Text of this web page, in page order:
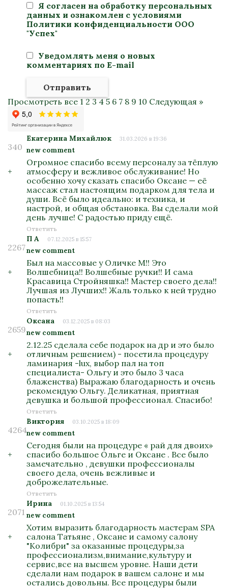
Я согласен на обработку персональных
данных и ознакомлен с условиями
Политики конфиденциальности ООО
"Успех"
Уведомлять меня о новых
комментариях по E-mail
Отправить
Просмотреть все 1 2 3 4 5 6 7 8 9 10 Следующая »
340
+
Екатерина Михайлюк 31.03.2026 в 19:36
new comment
Огромное спасибо всему персоналу за тёплую
атмосферу и вежливое обслуживание! Но
особенно хочу сказать спасибо Оксане — её
массаж стал настоящим подарком для тела и
души. Всё было идеально: и техника, и
настрой, и общая обстановка. Вы сделали мой
день лучше! С радостью приду ещё.
Ответить
2267
+
П А 07.12.2025 в 15:57
new comment
Был на массовые у Оличке М!! Это
Волшебница!! Волшебные ручки!! И сама
Красавица Стройняшка!! Мастер своего дела!!
Лучшая из Лучших!! Жаль только к ней трудно
попасть!!
Ответить
2659
+
Оксана 03.12.2025 в 08:03
new comment
2.12.25 сделала себе подарок на др и это было
отличным решением) - посетила процедуру
ламинария -lux, выбор пал на топ
специалиста- Ольгу и это было 3 часа
блаженства) Выражаю благодарность и очень
рекомендую Ольгу. Деликатная, приятная
девушка и большой профессионал. Спасибо!
Ответить
4264
+
Виктория 03.10.2025 в 18:09
new comment
Сегодня были на процедуре « рай для двоих»
спасибо большое Ольге и Оксане . Все было
замечательно , девушки профессионалы
своего дела, очень вежливые и
доброжелательные.
Ответить
2071
+
Ирина 01.10.2025 в 13:54
new comment
Хотим выразить благодарность мастерам SPA
салона Татьяне , Оксане и самому салону
"Колибри" за оказанные процедуры,за
профессионализм,внимание,культуру и
сервис,все на высшем уровне. Наши дети
сделали нам подарок в вашем салоне и мы
остались довольны. Все процедуры были